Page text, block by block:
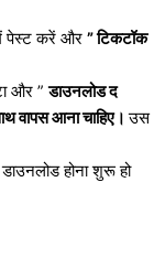
में पेस्ट करें और ”टिकटॉक
और ”डाउनलोड द
वापस आना चाहिए।उस
होना शुरू हो